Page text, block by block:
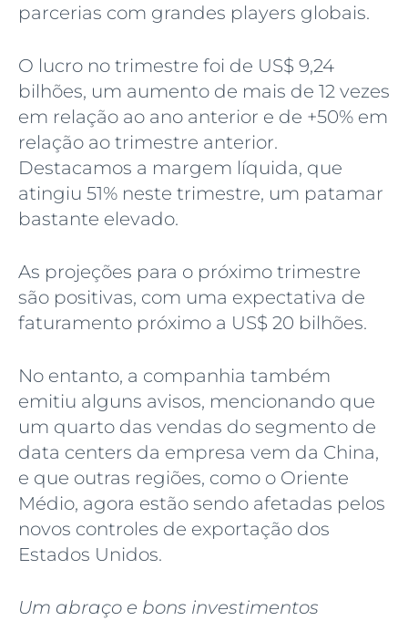
parcerias com grandes players globais.
O lucro no trimestre foi de US$ 9,24
bilhões, um aumento de mais de 12 vezes
em relação ao ano anterior e de +50% em
relação ao trimestre anterior.
Destacamos a margem líquida, que
atingiu 51% neste trimestre, um patamar
bastante elevado.
As projeções para o próximo trimestre
são positivas, com uma expectativa de
faturamento próximo a US$ 20 bilhões.
No entanto, a companhia também
emitiu alguns avisos, mencionando que
um quarto das vendas do segmento de
data centers da empresa vem da China,
e que outras regiões, como o Oriente
Médio, agora estão sendo afetadas pelos
novos controles de exportação dos
Estados Unidos.
Um abraço e bons investimentos